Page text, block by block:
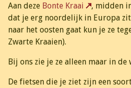
Aan deze Bonte Kraai
, midden
dat je erg noordelijk in Europa
naar het oosten gaat kun je ze
Zwarte Kraaien).
Bij ons zie je ze alleen maar in de
De fietsen die je ziet zijn een